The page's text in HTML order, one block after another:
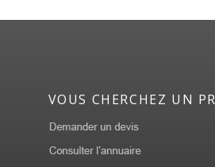
VOUS CHERCHEZ UN